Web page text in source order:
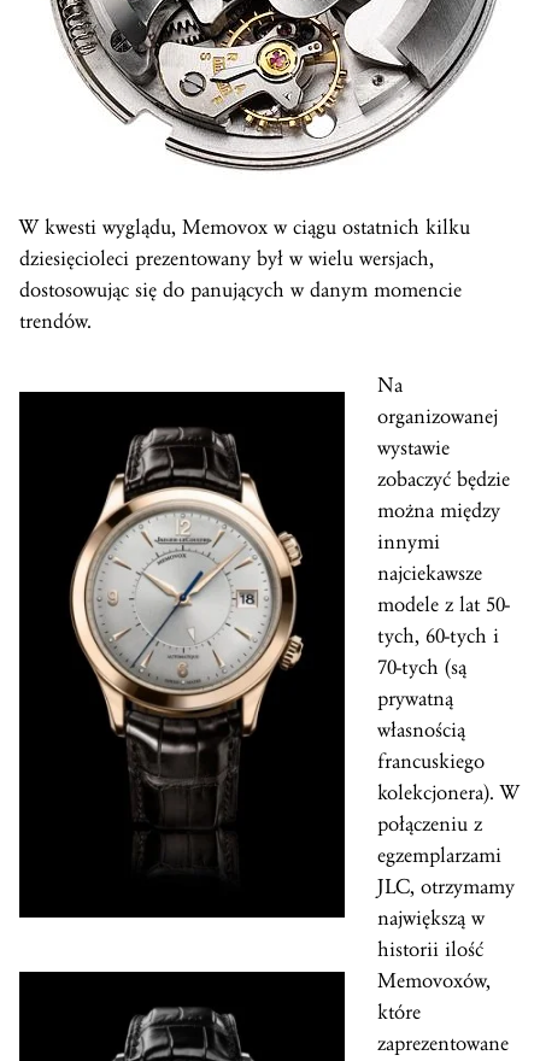
W kwesti wyglądu, Memovox w ciągu ostatnich kilku
dziesięcioleci prezentowany był w wielu wersjach,
dostosowując się do panujących w danym momencie
trendów.
Na
organizowanej
wystawie
zobaczyć będzie
można między
innymi
najciekawsze
modele z lat 50-
tych, 60-tych i
70-tych (są
prywatną
własnością
francuskiego
kolekcjonera). W
połączeniu z
egzemplarzami
JLC, otrzymamy
największą w
historii ilość
Memovoxów,
które
zaprezentowane